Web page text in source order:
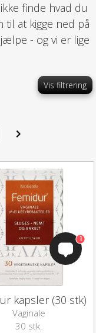
finde hvad du
at kigge ned på
- og vi er lige
Vis filtrering
kapsler (30 stk)
Vaginale
30 stk.
1